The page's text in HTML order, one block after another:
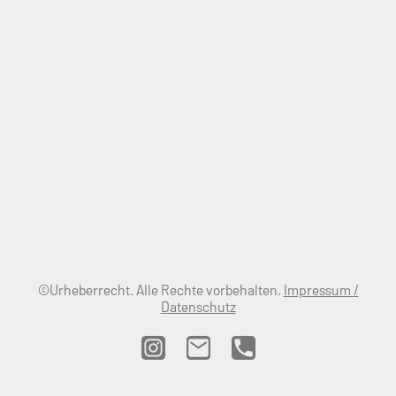
©Urheberrecht. Alle Rechte vorbehalten. Impressum /
Datenschutz